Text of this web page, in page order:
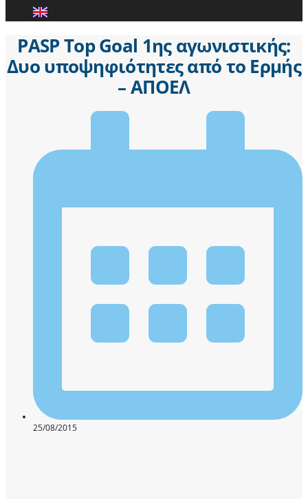
PASP Top Goal 1ης αγωνιστικής:
Δυο υποψηφιότητες από το Ερμής
– ΑΠΟΕΛ
25/08/2015